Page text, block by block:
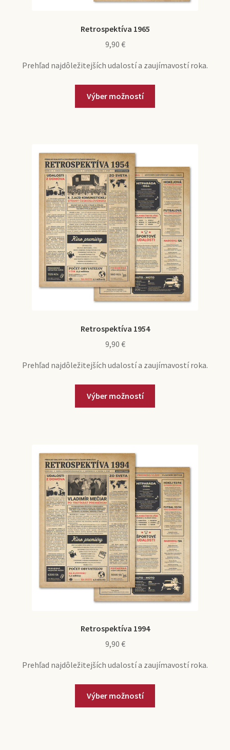
Retrospektíva 1965
9,90 €
Prehľad najdôležitejších udalostí a zaujímavostí roka.
Výber možností
si
môžete
vybrať
na
stránke
produktu.
Retrospektíva 1954
9,90 €
Prehľad najdôležitejších udalostí a zaujímavostí roka.
Výber možností
si
môžete
vybrať
na
stránke
produktu.
Retrospektíva 1994
9,90 €
Prehľad najdôležitejších udalostí a zaujímavostí roka.
Výber možností